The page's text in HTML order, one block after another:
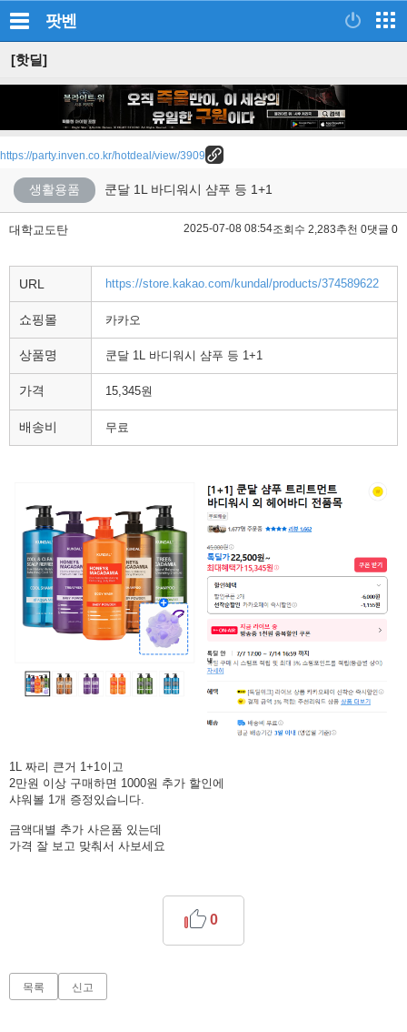
팟벤
[핫딜]
https://party.inven.co.kr/hotdeal/view/3909
생활용품 쿤달 1L 바디워시 샴푸 등 1+1
대학교도탄 2025-07-08 08:54조회수 2,283추천 0댓글 0
URL https://store.kakao.com/kundal/products/374589622
쇼핑몰 카카오
상품명 쿤달 1L 바디워시 샴푸 등 1+1
가격 15,345원
배송비 무료
1L 짜리 큰거 1+1이고
2만원 이상 구매하면 1000원 추가 할인에
샤워볼 1개 증정있습니다.
금액대별 추가 사은품 있는데
가격 잘 보고 맞춰서 사보세요
0
목록 신고